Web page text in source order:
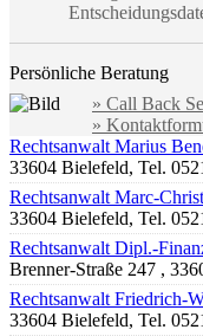
Persönliche Beratung
» Call Back
»
Rechtsanwalt Marius
33604 Bielefeld, Tel.
Rechtsanwalt Marc-
33604 Bielefeld, Tel.
Rechtsanwalt Dipl.-
Brenner-Straße 247 ,
Rechtsanwalt Friedrich-
33604 Bielefeld, Tel.